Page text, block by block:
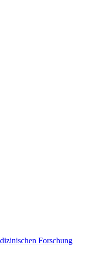
Forschung